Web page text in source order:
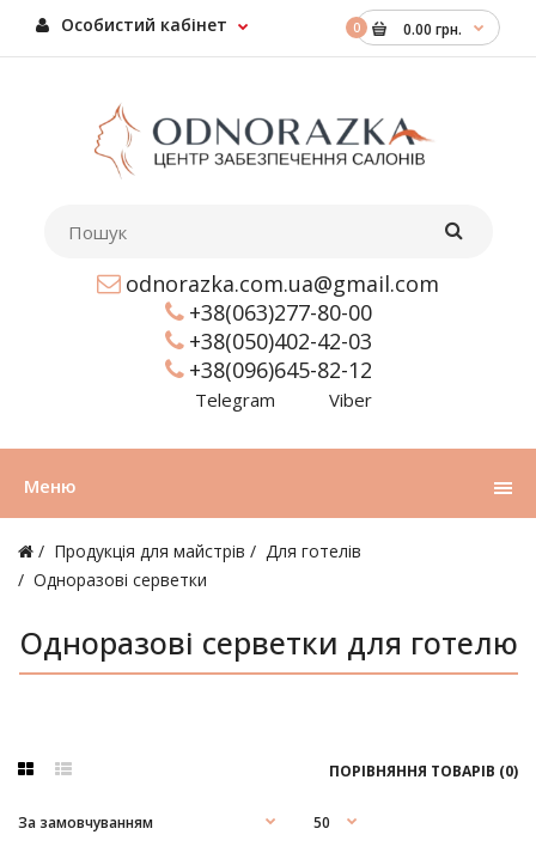
0 0.00 грн.
Особистий кабінет
odnorazka.com.ua@gmail.com
+38(063)277-80-00
+38(050)402-42-03
+38(096)645-82-12
Telegram Viber
Меню
Продукція для майстрів
Для готелів
Одноразові серветки
Одноразові серветки для готелю
ПОРІВНЯННЯ ТОВАРІВ (0)